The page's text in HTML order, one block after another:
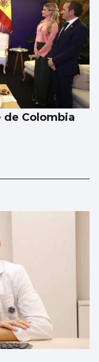
de Colombia
quincena de
en el